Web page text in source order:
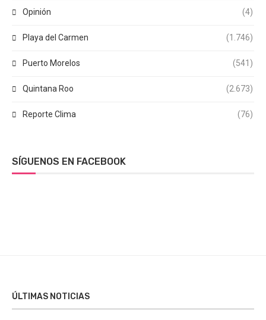
Opinión (4)
Playa del Carmen (1.746)
Puerto Morelos (541)
Quintana Roo (2.673)
Reporte Clima (76)
SÍGUENOS EN FACEBOOK
ÚLTIMAS NOTICIAS